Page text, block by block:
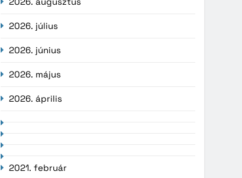
2026. július
2026. június
2026. május
2026. április
2021. február